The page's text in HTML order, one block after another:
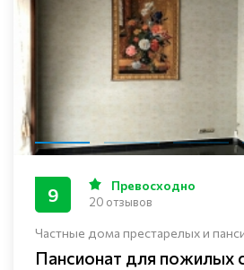
Частные дома престарелых и
Пансионат для пожилых
9 Превосходно
20 отзывов